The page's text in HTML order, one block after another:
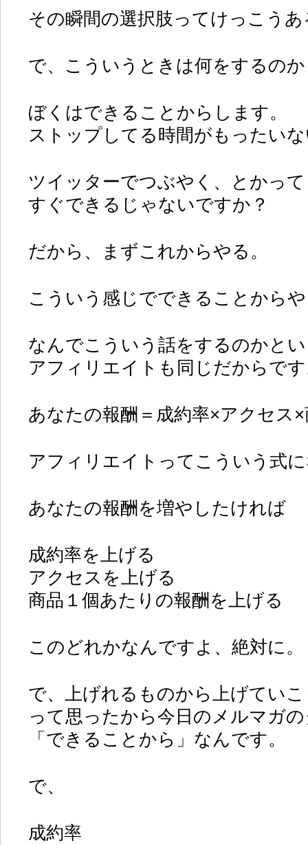
その瞬間の選択肢ってけっこう
で、こういうときは何をするの
ぼくはできることからします。
ストップしてる時間がもったい
ツイッターでつぶやく、とかって
すぐできるじゃないですか？
だから、まずこれからやる。
こういう感じでできることから
なんでこういう話をするのかと
アフィリエイトも同じだからで
あなたの報酬＝成約率×アクセス
アフィリエイトってこういう式
あなたの報酬を増やしたければ
成約率を上げる
アクセスを上げる
商品１個あたりの報酬を上げる
このどれかなんですよ、絶対に。
で、上げれるものから上げてい
って思ったから今日のメルマガ
「できることから」なんです。
で、
成約率